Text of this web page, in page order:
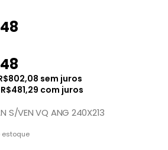
802,08 sem juros
R$481,29 com juros
S/VEN VQ ANG 240X213
estoque